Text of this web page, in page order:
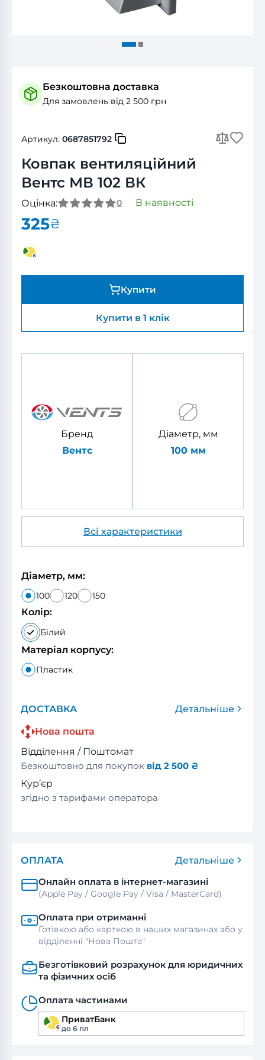
Безкоштовна доставка
Для замовлень від 2 500 грн
Артикул: 0687851792
Ковпак вентиляційний
Вентс МВ 102 ВК
Оцінка: 0 В наявності
325₴
Купити
Купити в 1 клік
Бренд
Вентс
Діаметр, мм
100 мм
Всі характеристики
Діаметр, мм:
100 120 150
Колір:
Білий
Матеріал корпусу:
Пластик
ДОСТАВКА
Детальніше
Нова пошта
Відділення / Поштомат
Безкоштовно для покупок від 2 500 ₴
Кур’єр
згідно з тарифами оператора
ОПЛАТА
Детальніше
Онлайн оплата в інтернет-магазині
(Apple Pay / Google Pay / Visa / MasterСard)
Оплата при отриманні
Готівкою або карткою в наших магазинах або у
відділенні "Нова Пошта"
Безготівковий розрахунок для юридичних
та фізичних осіб
Оплата частинами
ПриватБанк
до 6 пл